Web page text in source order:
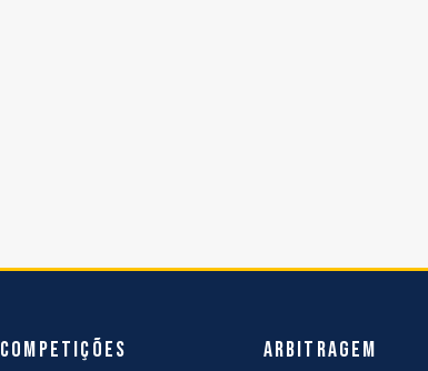
Competições Arbitragem